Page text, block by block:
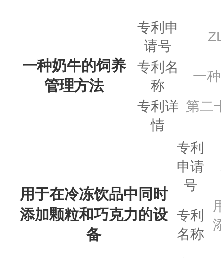
一种奶牛的饲养
管理方法
专利申
请号
专利名
称
一
专利详
情
第二
用于在冷冻饮品中同时
添加颗粒和巧克力的设
备
专利
申请
号
专利
名称